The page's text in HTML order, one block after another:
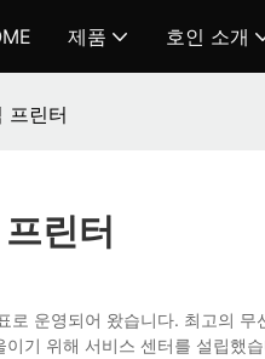
제품 호인 소개
프린터
린터
로 운영되어 왔습니다. 최고의
기 위해 서비스 센터를 설립했